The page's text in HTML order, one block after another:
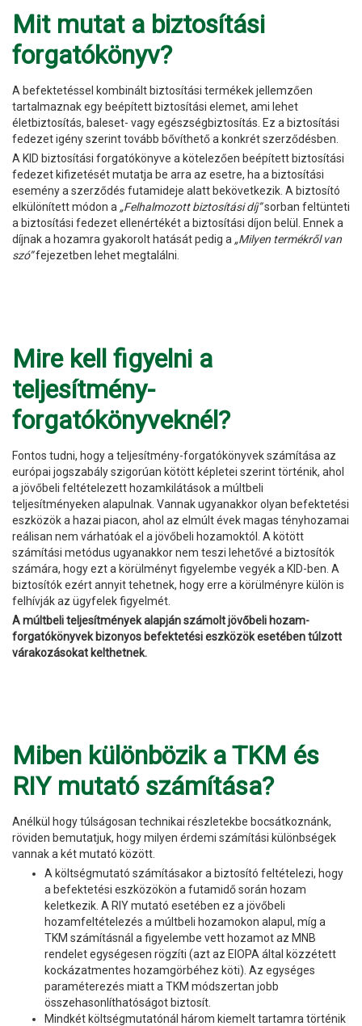
Mit mutat a biztosítási
forgatókönyv?
A befektetéssel kombinált biztosítási termékek jellemzően
tartalmaznak egy beépített biztosítási elemet, ami lehet
életbiztosítás, baleset- vagy egészségbiztosítás. Ez a biztosítási
fedezet igény szerint tovább bővíthető a konkrét szerződésben.
A KID biztosítási forgatókönyve a kötelezően beépített biztosítási
fedezet kifizetését mutatja be arra az esetre, ha a biztosítási
esemény a szerződés futamideje alatt bekövetkezik. A biztosító
elkülönített módon a „Felhalmozott biztosítási díj”sorban feltünteti
a biztosítási fedezet ellenértékét a biztosítási díjon belül. Ennek a
díjnak a hozamra gyakorolt hatását pedig a „Milyen termékről van
szó”fejezetben lehet megtalálni.
Mire kell figyelni a
teljesítmény-
forgatókönyveknél?
Fontos tudni, hogy a teljesítmény-forgatókönyvek számítása az
európai jogszabály szigorúan kötött képletei szerint történik, ahol
a jövőbeli feltételezett hozamkilátások a múltbeli
teljesítményeken alapulnak. Vannak ugyanakkor olyan befektetési
eszközök a hazai piacon, ahol az elmúlt évek magas tényhozamai
reálisan nem várhatóak el a jövőbeli hozamoktól. A kötött
számítási metódus ugyanakkor nem teszi lehetővé a biztosítók
számára, hogy ezt a körülményt figyelembe vegyék a KID-ben. A
biztosítók ezért annyit tehetnek, hogy erre a körülményre külön is
felhívják az ügyfelek figyelmét.
A múltbeli teljesítmények alapján számolt jövőbeli hozam-
forgatókönyvek bizonyos befektetési eszközök esetében túlzott
várakozásokat kelthetnek.
Miben különbözik a TKM és
RIY mutató számítása?
Anélkül hogy túlságosan technikai részletekbe bocsátkoznánk,
röviden bemutatjuk, hogy milyen érdemi számítási különbségek
vannak a két mutató között.
A költségmutató számításakor a biztosító feltételezi, hogy
a befektetési eszközökön a futamidő során hozam
keletkezik. A RIY mutató esetében ez a jövőbeli
hozamfeltételezés a múltbeli hozamokon alapul, míg a
TKM számításnál a figyelembe vett hozamot az MNB
rendelet egységesen rögzíti (azt az EIOPA által közzétett
kockázatmentes hozamgörbéhez köti). Az egységes
paraméterezés miatt a TKM módszertan jobb
összehasonlíthatóságot biztosít.
Mindkét költségmutatónál három kiemelt tartamra történik